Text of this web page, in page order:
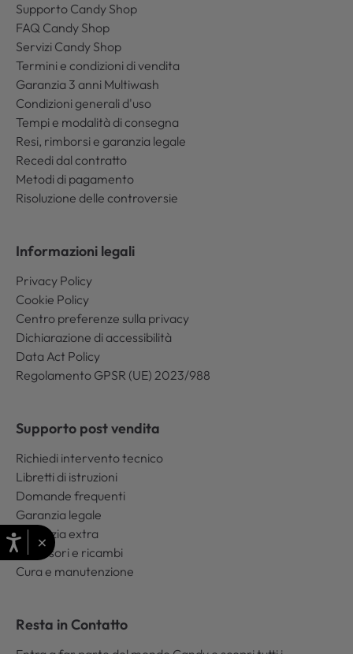
Supporto Candy Shop
FAQ Candy Shop
Servizi Candy Shop
Termini e condizioni di vendita
Garanzia 3 anni Multiwash
Condizioni generali d'uso
Tempi e modalità di consegna
Resi, rimborsi e garanzia legale
Recedi dal contratto
Metodi di pagamento
Risoluzione delle controversie
Informazioni legali
Privacy Policy
Cookie Policy
Centro preferenze sulla privacy
Dichiarazione di accessibilità
Data Act Policy
Regolamento GPSR (UE) 2023/988
Supporto post vendita
Richiedi intervento tecnico
Libretti di istruzioni
Domande frequenti
Garanzia legale
Garanzia extra
Accessori e ricambi
Cura e manutenzione
Resta in Contatto
×